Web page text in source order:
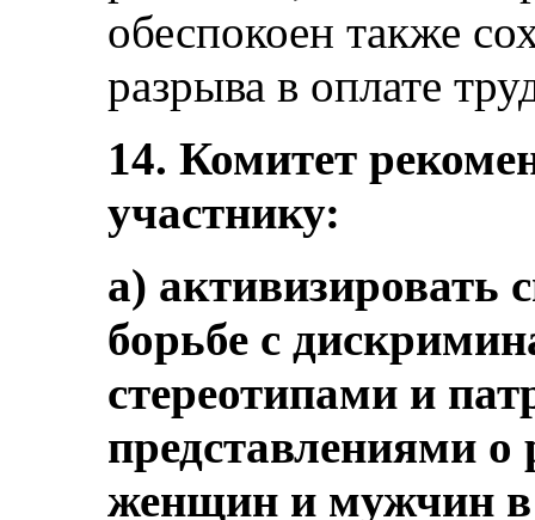
обеспокоен также
разрыва в оплате
14. Комитет
участнику:
a) активизировать
борьбе с
стереотипами и
представлениями о
женщин и мужчин в